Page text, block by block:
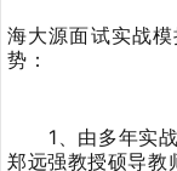
海大源面试实战
势：
1、由多年实
郑远强教授硕导教